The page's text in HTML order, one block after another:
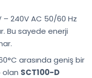
– 240V AC 50/60 Hz
Bu sayede enerji
arasında geniş bir
olan SCT100-D